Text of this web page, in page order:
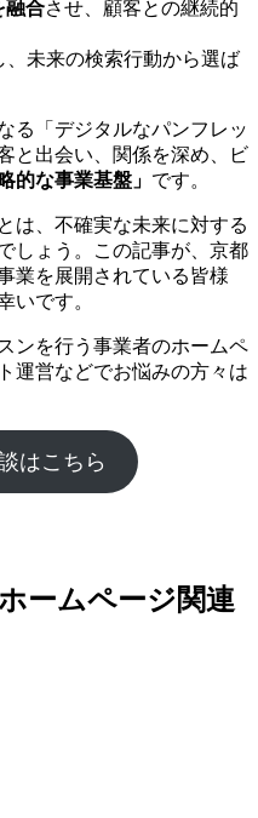
融合させ、顧客との継続的
、未来の検索行動から選ば
る「デジタルなパンフレッ
と出会い、関係を深め、ビ
的な事業基盤」 です。
は、不確実な未来に対する
しょう。この記事が、京都
業を展開されている皆様
いです。
ンを行う事業者のホームペ
運営などでお悩みの方々は
はこちら
ームページ関連